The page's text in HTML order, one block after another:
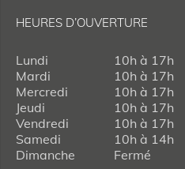
HEURES D’OUVERTURE
Lundi
10h à 17h
Mardi
10h à 17h
Mercredi
10h à 17h
Jeudi
10h à 17h
Vendredi
10h à 17h
Samedi
10h à 14h
Dimanche
Fermé